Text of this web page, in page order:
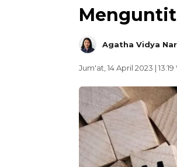
Menguntit
Agatha Vidya
Jum'at, 14 April 2023 | 13:19